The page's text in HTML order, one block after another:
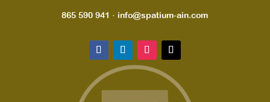
865 590 941 · info@spatium-ain.com